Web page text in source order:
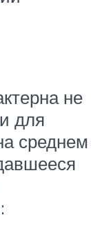
не
для
среднем